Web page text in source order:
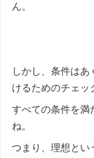
ん。
しかし、条件は
けるためのチェッ
すべての条件を満
ね。
つまり、理想とい